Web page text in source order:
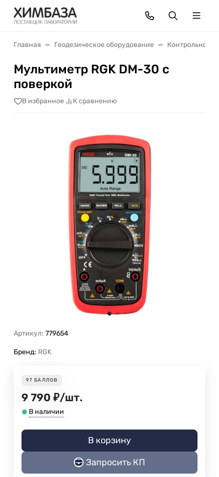
Главная Геодезическое оборудование Контрольно-
Мультиметр RGK DM-30 с
поверкой
В избранное К сравнению
Артикул: 779654
Бренд: RGK
97 БАЛЛОВ
9 790 ₽/шт.
В наличии
В корзину
Запросить КП